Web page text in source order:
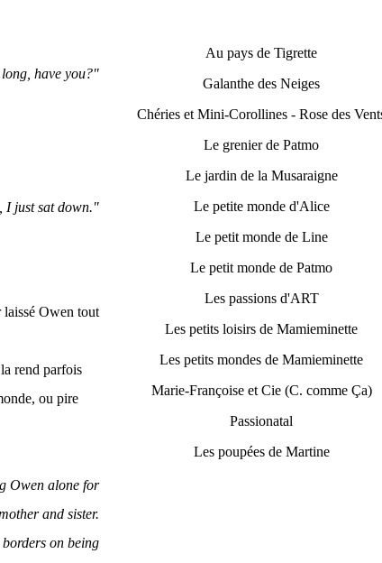
have you?"
I just sat down."
laissé Owen tout
rend parfois
ou pire
Owen alone for
and sister.
on being
Au pays de Tigrette
Galanthe des Neiges
Chéries et Mini-Corollines - Rose des
Le grenier de Patmo
Le jardin de la Musaraigne
Le petite monde d'Alice
Le petit monde de Line
Le petit monde de Patmo
Les passions d'ART
Les petits loisirs de Mamieminette
Les petits mondes de Mamieminette
Marie-Françoise et Cie (C. comme Ça)
Passionatal
Les poupées de Martine